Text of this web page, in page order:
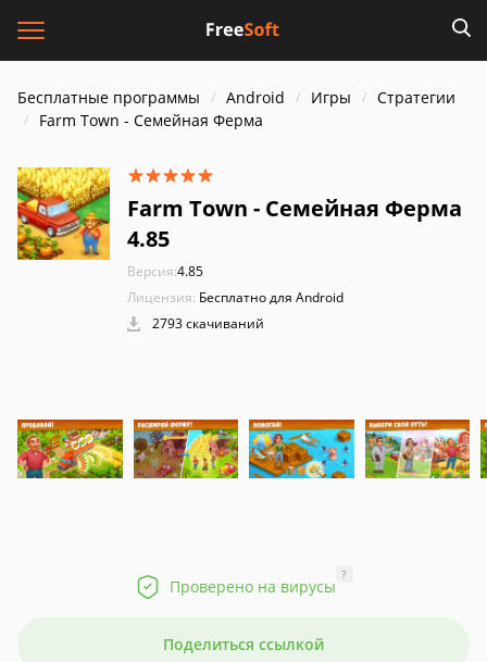
Бесплатные программы Android Игры
Стратегии
Farm Town - Семейная Ферма
Farm Town - Семейная Ферма
4.85
Версия:4.85
Лицензия: Бесплатно для Android
2793 скачиваний
Проверено на вирусы
?
Поделиться ссылкой